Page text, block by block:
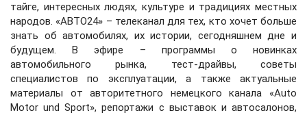
тайге, интересных людях, культуре и традициях местных
народов. «АВТО24» – телеканал для тех, кто хочет больше
знать об автомобилях, их истории, сегодняшнем дне и
будущем. В эфире – программы о новинках
автомобильного рынка, тест‑драйвы, советы
специалистов по эксплуатации, а также актуальные
материалы от авторитетного немецкого канала «Auto
Motor und Sport», репортажи с выставок и автосалонов,